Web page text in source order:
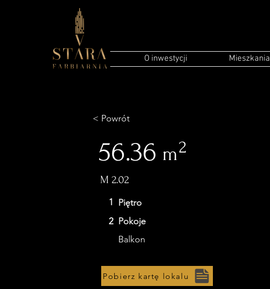
O inwestycji Mieszkania
< Powrót
56.36 m2
M 2.02
1
Piętro
2 Pokoje
Balkon
Pobierz kartę lokalu